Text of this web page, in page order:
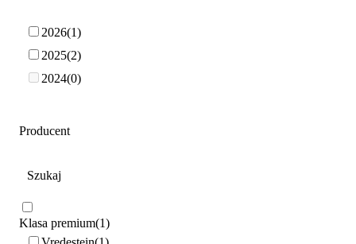
2026 1
2025 2
2024 0
Producent
Klasa premium 1